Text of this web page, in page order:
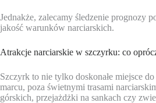
Jednakże, zalecamy śledzenie prognozy
jakość warunków narciarskich.
Atrakcje narciarskie w szczyrku: co
Szczyrk to nie tylko doskonałe miejsce
marcu, poza świetnymi trasami
górskich, przejażdżki na sankach czy